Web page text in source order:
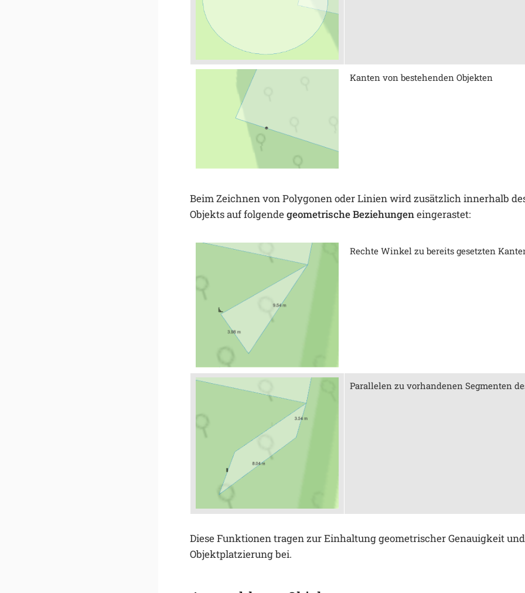
Kanten von bestehenden Objekten
Beim Zeichnen von Polygonen oder Linien wird zusätzlich innerhalb
Objekts auf folgende geometrische Beziehungeneingerastet:
Rechte Winkel zu bereits gesetzten
Parallelen zu vorhandenen Segmenten
Diese Funktionen tragen zur Einhaltung geometrischer Genauigkeit
Objektplatzierung bei.